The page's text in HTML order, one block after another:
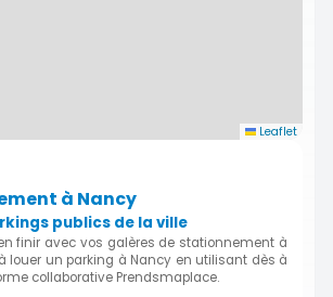
Leaflet
à Nancy
publics de la ville
finir avec vos galères de stationnement à
louer un parking à Nancy en utilisant dès à
collaborative Prendsmaplace.